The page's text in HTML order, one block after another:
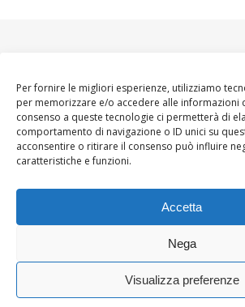
Per fornire le migliori esperienze, utilizziamo
per memorizzare e/o accedere alle informazioni
consenso a queste tecnologie ci permetterà di
comportamento di navigazione o ID unici su
acconsentire o ritirare il consenso può influire
caratteristiche e funzioni.
Accetta
Nega
Visualizza preferenze
About